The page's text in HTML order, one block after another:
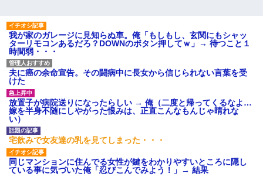
我が家のガレージに見知らぬ車。俺「もしもし、玄関にもシャッ
ターリモコンあるだろ？DOWNのボタン押してｗ」→ 待つこと１
時間弱・・・
夫に癌の余命宣告。その闘病中に長女から信じられない言葉を受
けた
放置子が病院送りになったらしい → 俺（二度と帰ってくるなよ…
嫁を半身不随にしやがった恨みは、正直こんなもんじゃ晴れな
い）
宅飲みで女友達の乳を見てしまった・・・
同じマンションに住んでる女性が鍵をわかりやすいところに隠し
ている事に気づいた俺「忍びこんでみよう！」→ 結果